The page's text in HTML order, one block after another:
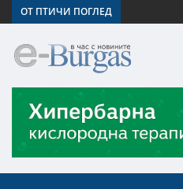
ОТ ПТИЧИ ПОГЛЕД